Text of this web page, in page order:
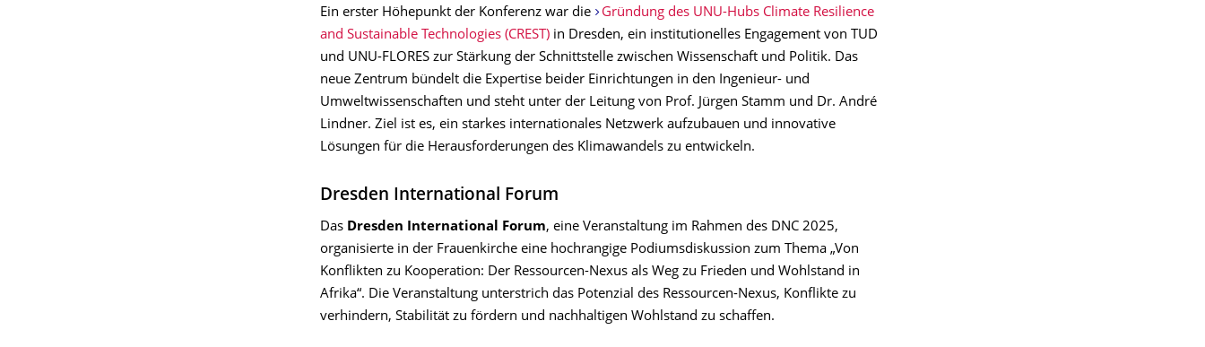
Ein erster Höhepunkt der Konferenz war die
Gründung des UNU-Hubs Climate Resilience
and Sustainable Technologies (CREST) in Dresden, ein institutionelles Engagement von TUD
und UNU-FLORES zur Stärkung der Schnittstelle zwischen Wissenschaft und Politik. Das
neue Zentrum bündelt die Expertise beider Einrichtungen in den Ingenieur- und
Umweltwissenschaften und steht unter der Leitung von Prof. Jürgen Stamm und Dr. André
Lindner. Ziel ist es, ein starkes internationales Netzwerk aufzubauen und innovative
Lösungen für die Herausforderungen des Klimawandels zu entwickeln.
Dresden International Forum
Das Dresden International Forum, eine Veranstaltung im Rahmen des DNC 2025,
organisierte in der Frauenkirche eine hochrangige Podiumsdiskussion zum Thema „Von
Konflikten zu Kooperation: Der Ressourcen-Nexus als Weg zu Frieden und Wohlstand in
Afrika“. Die Veranstaltung unterstrich das Potenzial des Ressourcen-Nexus, Konflikte zu
verhindern, Stabilität zu fördern und nachhaltigen Wohlstand zu schaffen.